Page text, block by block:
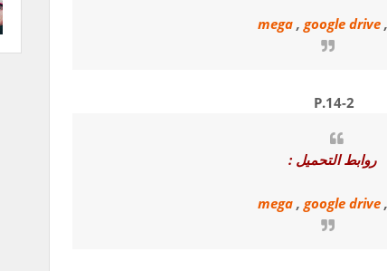
mega, google drive
P.14-2
روابط التحميل :
mega, google drive